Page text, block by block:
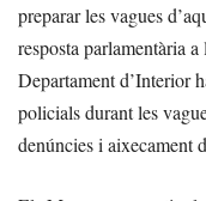
preparar les vagues
resposta parlamentària
Departament d’Interior
policials durant les
denúncies i aixecament